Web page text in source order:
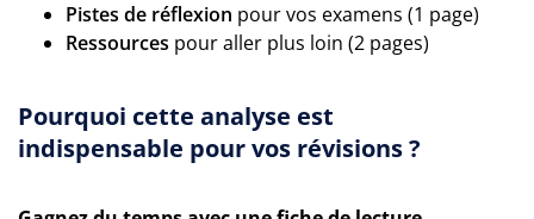
Pistes de réflexion pour vos examens (1 page)
Ressources pour aller plus loin (2 pages)
Pourquoi cette analyse est
indispensable pour vos révisions ?